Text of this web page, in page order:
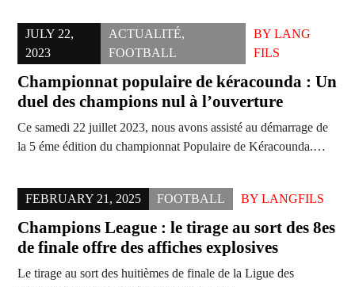
JULY 22,
2023
ACTUALITÉ,
FOOTBALL
BYLANG
FILS
Championnat populaire de kéracounda : Un
duel des champions nul à l’ouverture
Ce samedi 22 juillet 2023, nous avons assisté au démarrage de
la 5 éme édition du championnat Populaire de Kéracounda.…
FEBRUARY 21, 2025 FOOTBALL BY LANGFILS
Champions League : le tirage au sort des 8es
de finale offre des affiches explosives
Le tirage au sort des huitièmes de finale de la Ligue des